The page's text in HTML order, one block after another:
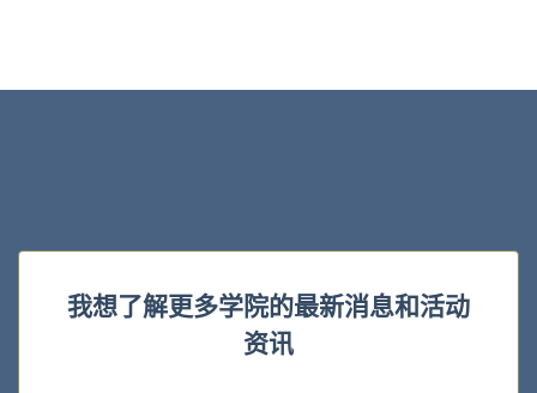
我想了解更多学院的最新消息和活动
资讯